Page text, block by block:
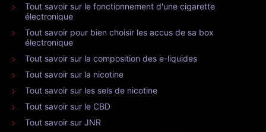
Tout savoir sur le fonctionnement d'une cigarette
électronique
Tout savoir pour bien choisir les accus de sa box
électronique
Tout savoir sur la composition des e-liquides
Tout savoir sur la nicotine
Tout savoir sur les sels de nicotine
Tout savoir sur le CBD
Tout savoir sur JNR